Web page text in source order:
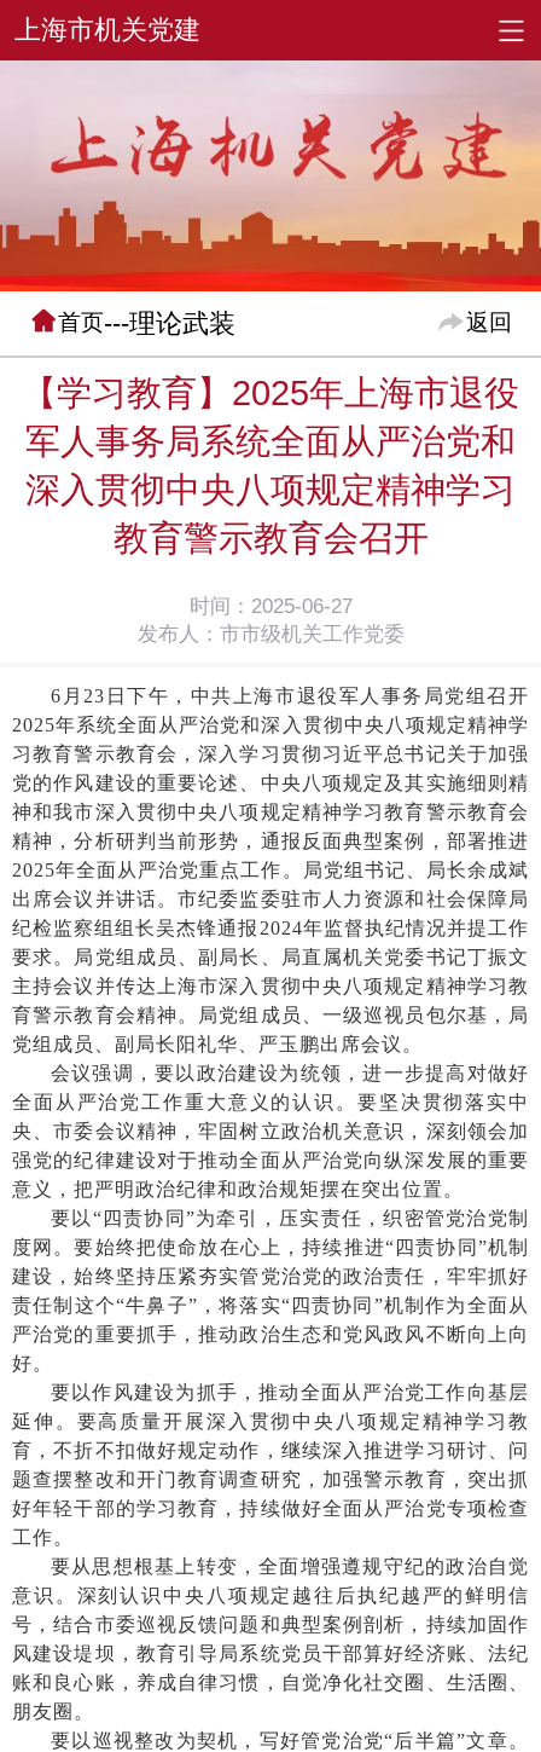
首页---理论武装 返回
【学习教育】2025年上海市退役
军人事务局系统全面从严治党和
深入贯彻中央八项规定精神学习
教育警示教育会召开
时间：2025-06-27
发布人：市市级机关工作党委
6月23日下午，中共上海市退役军人事务局党组召开
2025年系统全面从严治党和深入贯彻中央八项规定精神学
习教育警示教育会，深入学习贯彻习近平总书记关于加强
党的作风建设的重要论述、中央八项规定及其实施细则精
神和我市深入贯彻中央八项规定精神学习教育警示教育会
精神，分析研判当前形势，通报反面典型案例，部署推进
2025年全面从严治党重点工作。局党组书记、局长余成斌
出席会议并讲话。市纪委监委驻市人力资源和社会保障局
纪检监察组组长吴杰锋通报2024年监督执纪情况并提工作
要求。局党组成员、副局长、局直属机关党委书记丁振文
主持会议并传达上海市深入贯彻中央八项规定精神学习教
育警示教育会精神。局党组成员、一级巡视员包尔基，局
党组成员、副局长阳礼华、严玉鹏出席会议。
会议强调，要以政治建设为统领，进一步提高对做好
全面从严治党工作重大意义的认识。要坚决贯彻落实中
央、市委会议精神，牢固树立政治机关意识，深刻领会加
强党的纪律建设对于推动全面从严治党向纵深发展的重要
意义，把严明政治纪律和政治规矩摆在突出位置。
要以 “四责协同”为牵引，压实责任，织密管党治党制
度网。要始终把使命放在心上，持续推进“四责协同”机制
建设，始终坚持压紧夯实管党治党的政治责任，牢牢抓好
责任制这个“牛鼻子”，将落实“四责协同”机制作为全面从
严治党的重要抓手，推动政治生态和党风政风不断向上向
好。
要以作风建设为抓手，推动全面从严治党工作向基层
延伸。要高质量开展深入贯彻中央八项规定精神学习教
育，不折不扣做好规定动作，继续深入推进学习研讨、问
题查摆整改和开门教育调查研究，加强警示教育，突出抓
好年轻干部的学习教育，持续做好全面从严治党专项检查
工作。
要从思想根基上转变，全面增强遵规守纪的政治自觉
意识。深刻认识中央八项规定越往后执纪越严的鲜明信
号，结合市委巡视反馈问题和典型案例剖析，持续加固作
风建设堤坝，教育引导局系统党员干部算好经济账、法纪
账和良心账，养成自律习惯，自觉净化社交圈、生活圈、
朋友圈。
要以巡视整改为契机，写好管党治党“后半篇”文章。